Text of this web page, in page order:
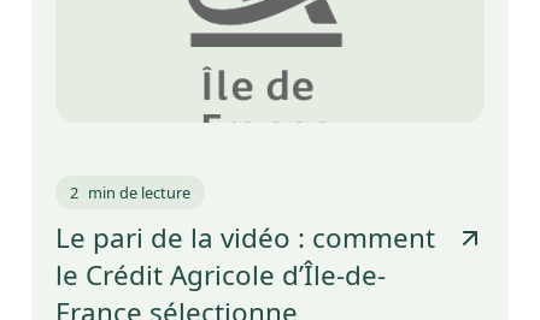
2 min de lecture
Le pari de la vidéo : comment
le Crédit Agricole d’Île-de-
France sélectionne